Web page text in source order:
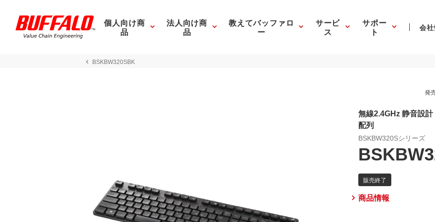
個人向け商
品
法人向け商
品
教えてバッファロ
ー
サービ
ス
サポー
ト 会
BSKBW320SBK
発
無線2.4GHz 静音設
配列
BSKBW320Sシリーズ
商品情報